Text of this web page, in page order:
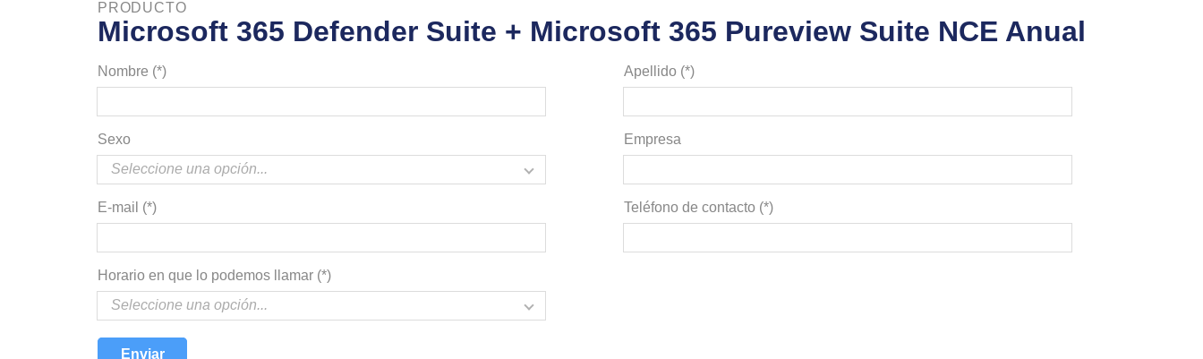
PRODUCTO
Microsoft 365 Defender Suite + Microsoft 365 Pureview Suite NCE Anual
Nombre (*) Apellido (*)
Sexo Empresa
E-mail (*) Teléfono de contacto (*)
Horario en que lo podemos llamar (*)